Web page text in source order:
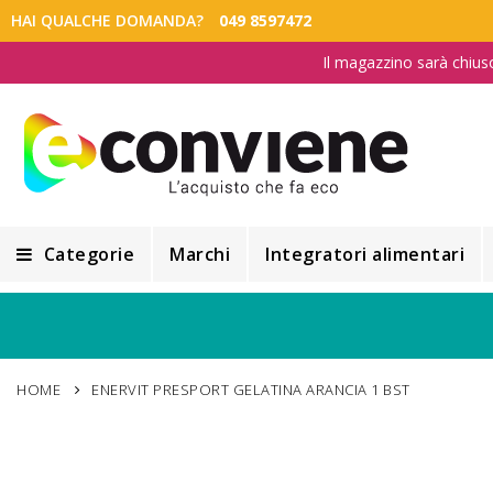
HAI QUALCHE DOMANDA? 049 8597472
Il magazzino sarà
Categorie
Alimentazione e Dietetica
Marchi Integratori alimentari
HOME ENERVIT PRESPORT GELATINA ARANCIA 1 BST